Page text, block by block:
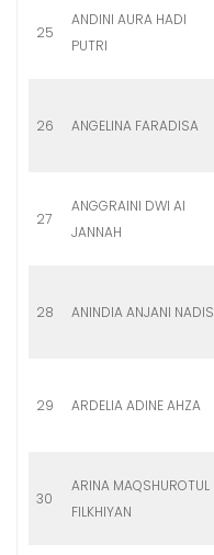
25
ANDINI AURA HADI
PUTRI
26 ANGELINA FARADISA
27
ANGGRAINI DWI Al
JANNAH
28 ANINDIA ANJANI NADIS
29 ARDELIA ADINE AHZA
30
ARINA MAQSHUROTUL
FILKHIYAN